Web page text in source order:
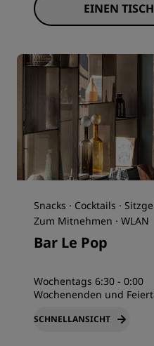
EINEN
Snacks · Cocktails ·
Zum Mitnehmen · WLAN
Bar Le Pop
Wochentags 6:30 - 0:00
Wochenenden und
SCHNELLANSICHT